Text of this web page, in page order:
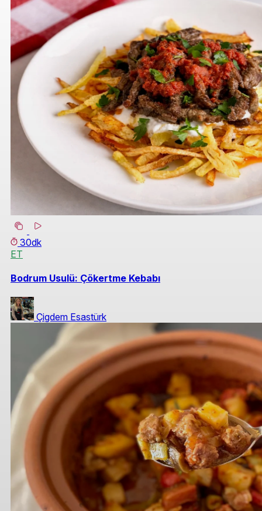
30dk
ET
Bodrum Usulü: Çökertme Kebabı
Çigdem Esastürk